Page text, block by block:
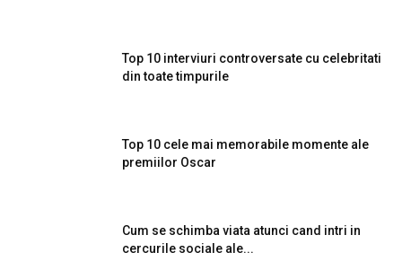
Top 10 interviuri controversate cu celebritati
din toate timpurile
Top 10 cele mai memorabile momente ale
premiilor Oscar
Cum se schimba viata atunci cand intri in
cercurile sociale ale...